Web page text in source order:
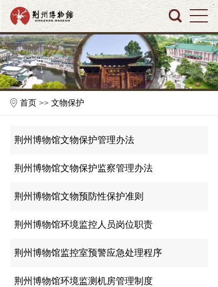
首页 >>文物保护
荆州博物馆文物保护管理办法
荆州博物馆文物保护监察管理办法
荆州博物馆文物预防性保护准则
荆州博物馆环境监控人员岗位职责
荆州博物馆监控室预警应急处理程序
荆州博物馆环境监测机房管理制度